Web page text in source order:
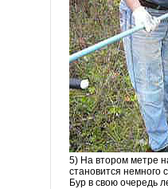
5) На втором метре
становится немного
Бур в свою очередь